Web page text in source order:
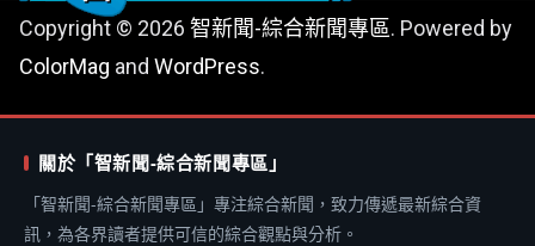
Copyright © 2026 智新聞-綜合新聞專區. Powered by
ColorMag and WordPress.
關於「智新聞-綜合新聞專區」
「智新聞-綜合新聞專區」專注綜合新聞，致力傳遞最新綜合資
訊，為各界讀者提供可信的綜合觀點與分析。